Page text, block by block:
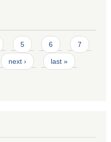
5 6 7
next › last »